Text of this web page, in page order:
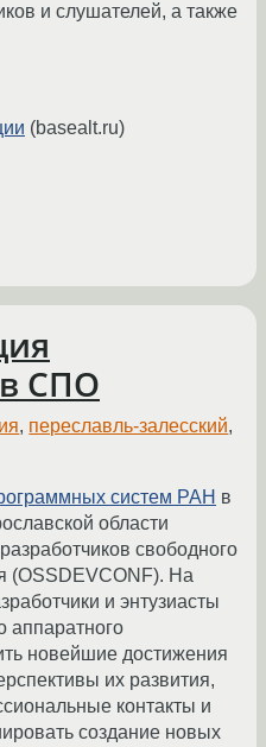
и слушателей, а также
(basealt.ru)
СПО
, переславль-залесский,
систем РАН в
области
свободного
(OSSDEVCONF). На
и энтузиасты
аппаратного
новейшие достижения
их развития,
контакты и
создание новых